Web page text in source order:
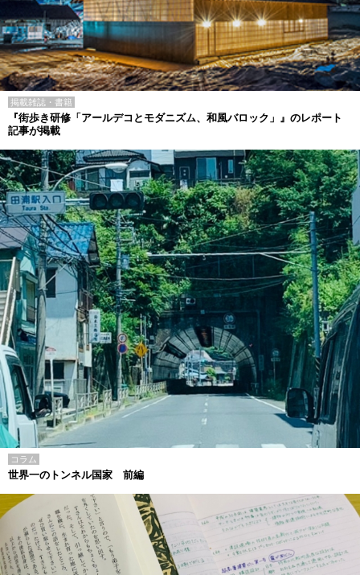
掲載雑誌・書籍
『街歩き研修「アールデコとモダニズム、和風バロック」』のレポート
記事が掲載
コラム
世界一のトンネル国家 前編